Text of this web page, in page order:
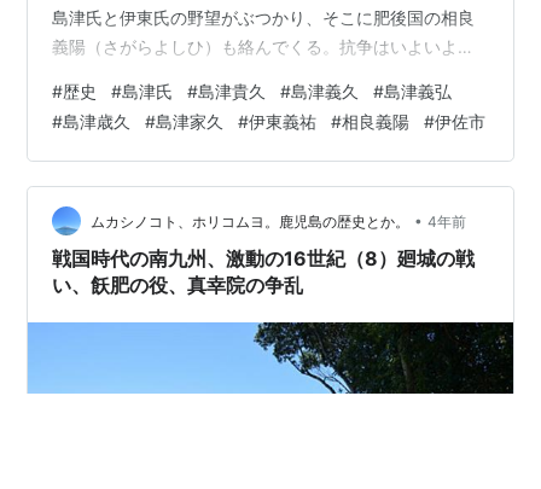
島津氏と伊東氏の野望がぶつかり、そこに肥後国の相良
義陽（さがらよしひ）も絡んでくる。抗争はいよいよ激
隅国・肥後国・日向国の国境付近で激戦となる。 島津と
伊東と肝付と相良と 島津貴久（しまづたかひさ） 伊東義
祐（いとうよしすけ） 肝付兼続（きもつきかねつぐ） 相
良義陽（さがらよしひ） 島津貴久が陸奥守に任官 薩州家
が長島を攻める 祁答院良重、妻に刺殺される 島津義久が
家督をつぐ 三ツ山城を落とせず …
#歴史 #島津氏 #島津貴久 #島津義久 #島津義弘
#島津歳久 #島津家久 #伊東義祐 #相良義陽 #伊佐市
ムカシノコト、ホリコムヨ。鹿児島の歴史とか。 • 4年前
戦国時代の南九州、激動の16世紀（8）廻城の戦
い、飫肥の役、真幸院の争乱